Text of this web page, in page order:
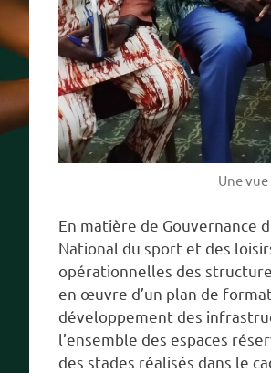
Une
En matière de Gouvernance
National du sport et des
opérationnelles des
en œuvre d’un plan de
développement des
l’ensemble des espaces
des stades réalisés dans le